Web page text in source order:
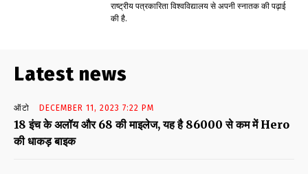
राष्ट्रीय पत्रकारिता विश्वविद्यालय से अपनी स्नातक की पढ़ाई
की है.
Latest news
ऑटो DECEMBER 11, 2023 7:22 PM
18 इंच के अलॉय और 68 की माइलेज, यह है 86000 से कम में Hero
की धाकड़ बाइक